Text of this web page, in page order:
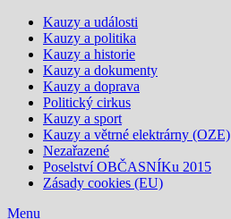
Kauzy a události
Kauzy a politika
Kauzy a historie
Kauzy a dokumenty
Kauzy a doprava
Politický cirkus
Kauzy a sport
Kauzy a větrné elektrárny (OZE)
Nezařazené
Poselství OBČASNÍKu 2015
Zásady cookies (EU)
Menu